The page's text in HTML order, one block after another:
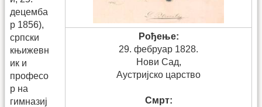
Рођење:
29. фебруар 1828.
Нови Сад,
Аустријско царство
Смрт:
децемба
р 1856),
српски
књижевн
ик и
професо
р на
гимназиј